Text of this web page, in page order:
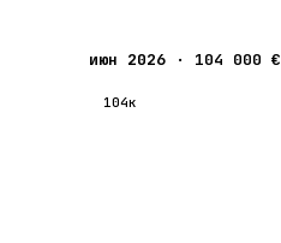
июн 2026 · 104 000 €
104к